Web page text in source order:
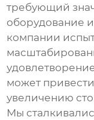
требующий
оборудование
компании
может
увеличению
Мы